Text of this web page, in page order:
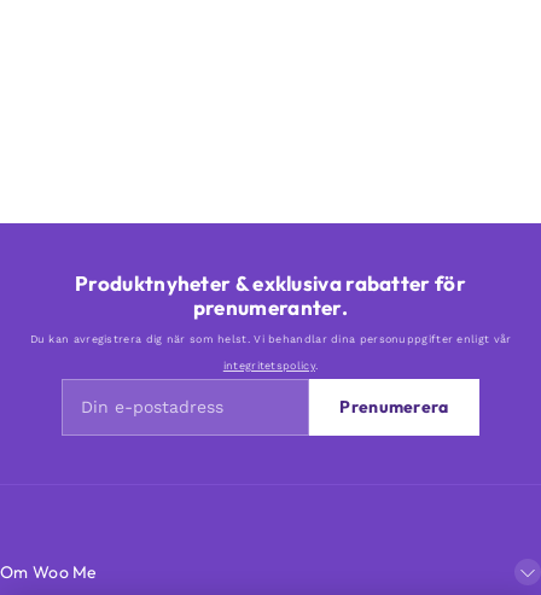
Produktnyheter & exklusiva rabatter för
prenumeranter.
Du kan avregistrera dig när som helst. Vi behandlar dina personuppgifter enligt vår
integritetspolicy.
Prenumerera
Om Woo Me